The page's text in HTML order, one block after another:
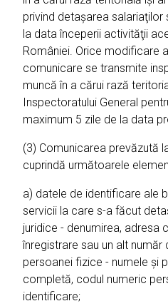
privind detaşarea salariaţilor
la data începerii activităţii
României. Orice modificare
comunicare se transmite
muncă în a cărui rază
Inspectoratului General
maximum 5 zile de la data
(3) Comunicarea prevăzută
cuprindă următoarele
a) datele de identificare ale
servicii la care s-a făcut
juridice - denumirea, adresa
înregistrare sau un alt număr
persoanei fizice - numele şi
completă, codul numeric
identificare;